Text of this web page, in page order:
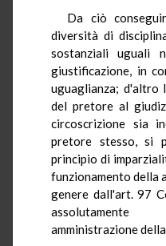
Da ciò
diversità di
sostanziali uguali
giustificazione, in
uguaglianza; d'altro
del pretore al
circoscrizione sia
pretore stesso, si
principio di
funzionamento della
genere dall'art. 97
amministrazione